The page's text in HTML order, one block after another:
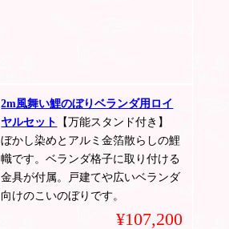
2m風舞い鯉のぼりベランダ用ロイ
ヤルセット
【万能スタンド付き】
ぼかし染めとアルミ金箔散らしの鯉
幟です。ベランダ格子に取り付ける
金具が付属。戸建てや広いベランダ
向けのこいのぼりです。
¥107,200